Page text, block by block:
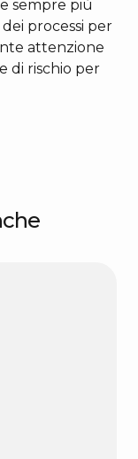
sempre più
processi per
attenzione
di rischio per